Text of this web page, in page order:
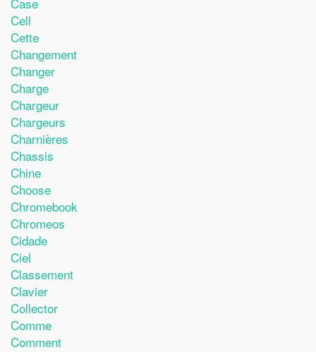
Cell
Cette
Changement
Changer
Charge
Chargeur
Chargeurs
Charnières
Chassis
Chine
Choose
Chromebook
Chromeos
Cidade
Ciel
Classement
Clavier
Collector
Comme
Comment